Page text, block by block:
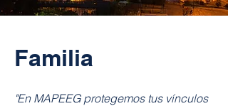
Familia
"En MAPEEG protegemos tus vínculos